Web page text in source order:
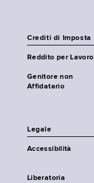
Crediti di Imposta
Reddito per Lavoro
Genitore non
Affidatario
Legale
Accessibilità
Liberatoria